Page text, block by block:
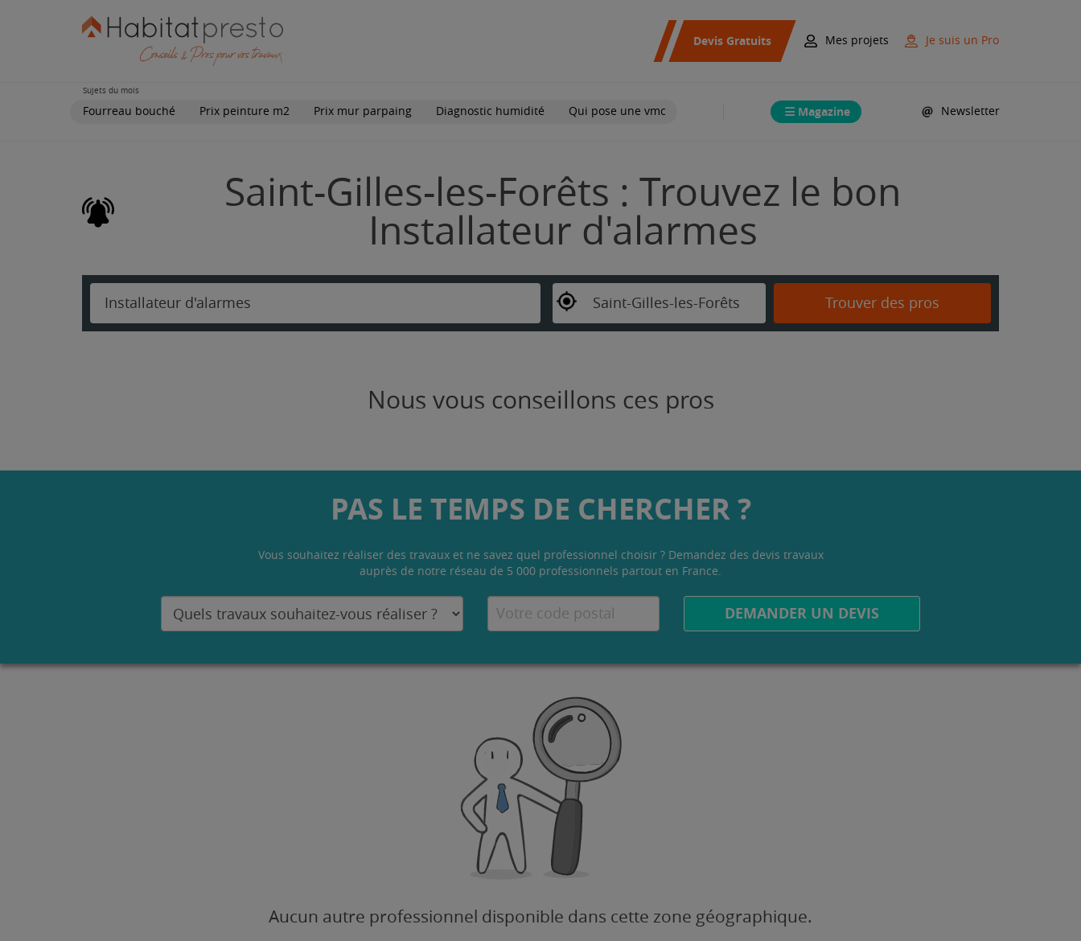
Devis Gratuits Mes projets Je suis un Pro
Sujets du mois
Fourreau bouché Prix peinture m2 Prix mur parpaing Diagnostic humidité Qui pose une vmc Magazine Newsletter
Saint-Gilles-les-Forêts : Trouvez le bon
Installateur d'alarmes
Installateur d'alarmes Saint-Gilles-les-Forêts Trouver des pros
Nous vous conseillons ces pros
PAS LE TEMPS DE CHERCHER ?
Vous souhaitez réaliser des travaux et ne savez quel professionnel choisir ? Demandez des devis travaux
auprès de notre réseau de 5 000 professionnels partout en France.
DEMANDER UN DEVIS
Aucun autre professionnel disponible dans cette zone géographique.